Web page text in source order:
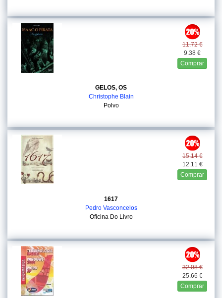
11.72 €
9.38 €
Comprar
GELOS, OS
Christophe Blain
Polvo
15.14 €
12.11 €
Comprar
1617
Pedro Vasconcelos
Oficina Do Livro
32.08 €
25.66 €
Comprar